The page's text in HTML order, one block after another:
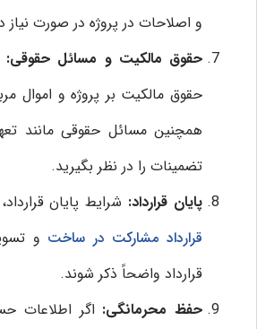
و اصلاحات در پروژه در صورت نیاز
حقوق مالکیت و مسائل
حقوق مالکیت بر پروژه و اموال
همچنین مسائل حقوقی مانند
تضمینات را در نظر بگیرید.
پایان قرارداد: شرایط پایان
قرارداد مشارکت در ساخت و
قرارداد واضحاً ذکر شوند.
حفظ محرمانگی: اگر اطلاعات